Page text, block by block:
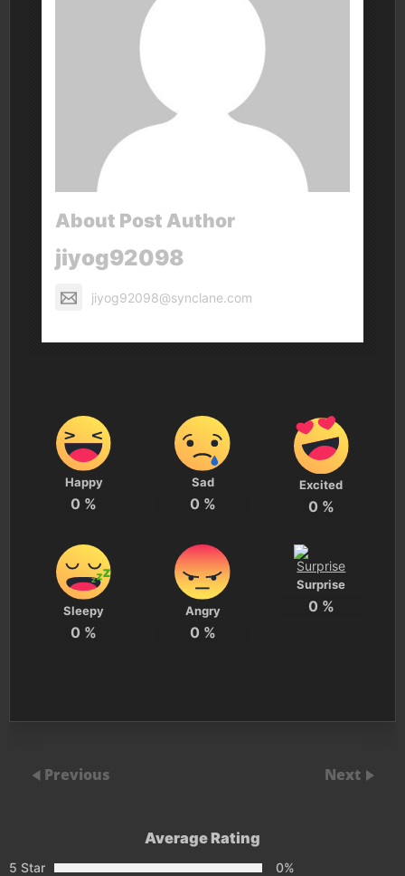
About Post Author
jiyog92098
jiyog92098@synclane.com
Happy
0 %
Sad
0 %
Excited
0 %
Sleepy
0 %
Angry
0 %
Surprise
0 %
Previous Next
Average Rating
5 Star
0%